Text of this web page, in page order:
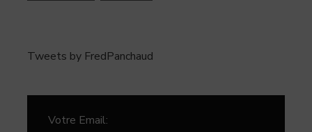
Tweets by FredPanchaud
Votre Email: